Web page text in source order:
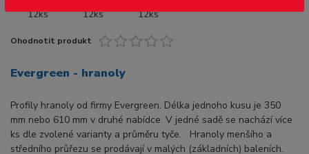
Ohodnotit produkt
Evergreen - hranoly
Profily hranoly od firmy Evergreen. Délka jednoho kusu je 350
mm nebo 610 mm v druhé nabídce. V jedné sadě se nachází více
ks dle zvolené varianty a průměru tyče. Hranoly menšího a
středního průřezu se prodávají v malých (základních) baleních.